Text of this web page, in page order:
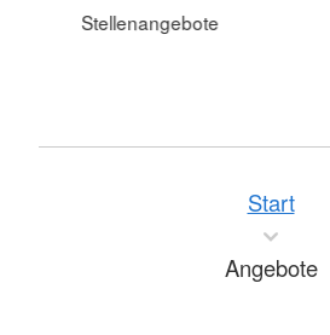
Stellenangebote
Start
Angebote